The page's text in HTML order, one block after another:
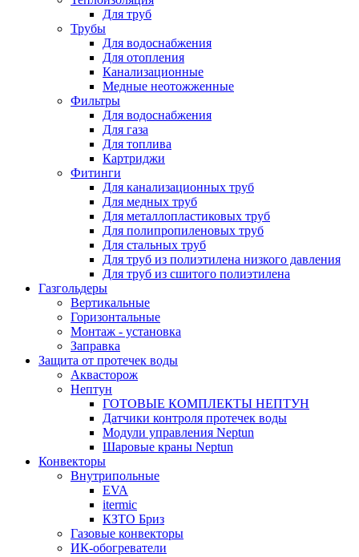
Для труб
Трубы
Для водоснабжения
Для отопления
Канализационные
Медные неотожженные
Фильтры
Для водоснабжения
Для газа
Для топлива
Картриджи
Фитинги
Для канализационных труб
Для медных труб
Для металлопластиковых труб
Для полипропиленовых труб
Для стальных труб
Для труб из полиэтилена низкого давления
Для труб из сшитого полиэтилена
Газгольдеры
Вертикальные
Горизонтальные
Монтаж - установка
Заправка
Защита от протечек воды
Аквасторож
Нептун
ГОТОВЫЕ КОМПЛЕКТЫ НЕПТУН
Датчики контроля протечек воды
Модули управления Neptun
Шаровые краны Neptun
Конвекторы
Внутрипольные
EVA
itermic
КЗТО Бриз
Газовые конвекторы
ИК-обогреватели